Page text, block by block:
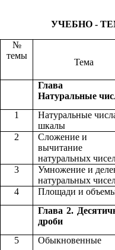
УЧЕБНО -
№
темы
Тема
Глава
Натуральные
1
Натуральные
шкалы
2
Сложение и
вычитание
натуральных
3
Умножение и
натуральных
4
Площади и
Глава 2.
дроби
5 Обыкновенные